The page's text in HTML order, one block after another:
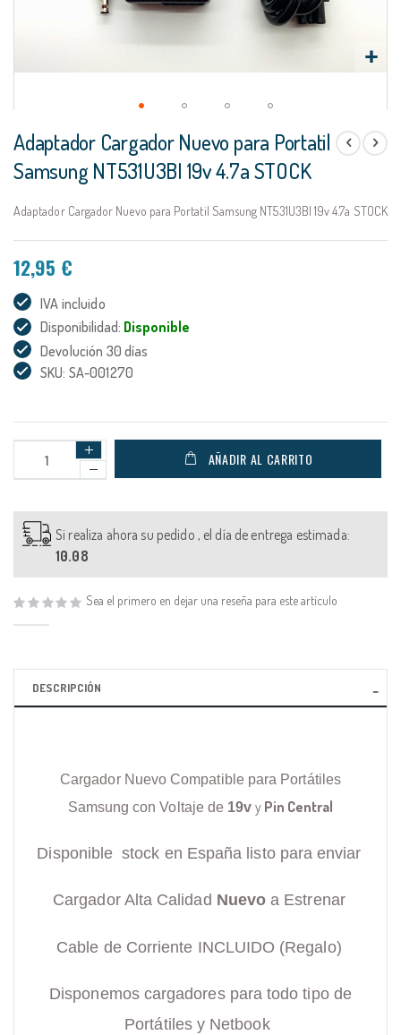
al
comienzo
de
galería
Adaptador Cargador Nuevo para Portatil
Samsung NT531U3BI 19v 4.7a STOCK
Adaptador Cargador Nuevo para Portatil Samsung NT531U3BI 19v 4.7a STOCK
12,95 €
IVA incluido
Disponibilidad: Disponible
Devolución 30 días
SKU: SA-001270
AÑADIR AL CARRITO
Si realiza ahora su pedido , el día de entrega estimada:
10.08
Sea el primero en dejar una reseña para este artículo
DESCRIPCIÓN
Cargador Nuevo Compatible para Portátiles
Samsung con Voltaje de 19v y Pin Central
Disponible stock en España listo para enviar
Cargador Alta Calidad Nuevo a Estrenar
Cable de Corriente INCLUIDO (Regalo)
Disponemos cargadores para todo tipo de
Portátiles y Netbook